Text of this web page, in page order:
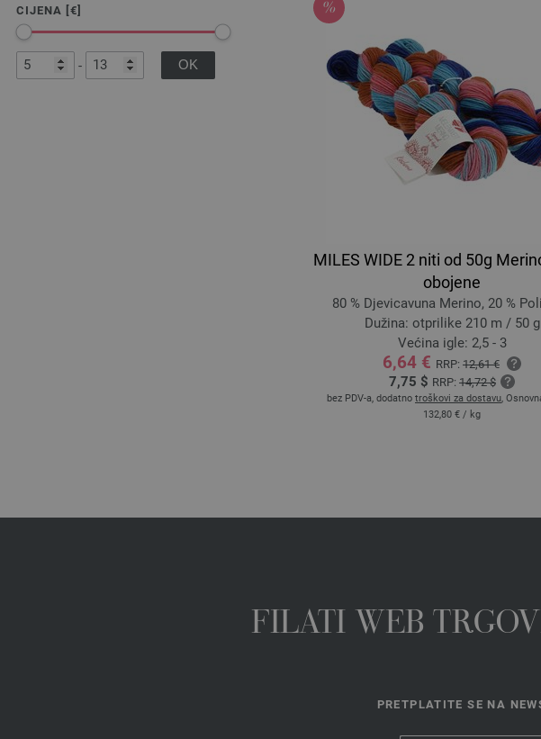
CIJENA [€]
-
MILES WIDE 2 niti od 50g
obojene
80 % Djevicavuna Merino, 20 %
Dužina: otprilike 210 m / 50 g
Većina igle: 2,5 - 3
6,64 € RRP: 12,61 €
7,75 $ RRP: 14,72 $
bez PDV-a, dodatno troškovi za dostavu,
132,80 € / kg
FILATI WEB
PRETPLATITE SE NA